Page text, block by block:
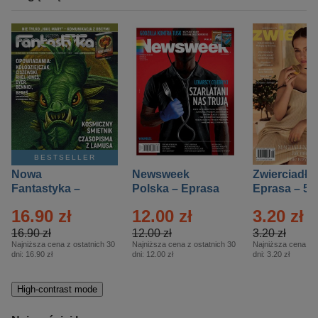
BESTSELLER
Nowa
Fantastyka –
16.90 zł
16.90 zł
Najniższa cena z ostatnich 30
dni: 16.90 zł
Newsweek
Polska – Eprasa
12.00 zł
12.00 zł
Najniższa cena z ostatnich 30
dni: 12.00 zł
Zwierciadło
Eprasa – 5/
3.20 zł
3.20 zł
Najniższa cena z
dni: 3.20 zł
High-contrast mode